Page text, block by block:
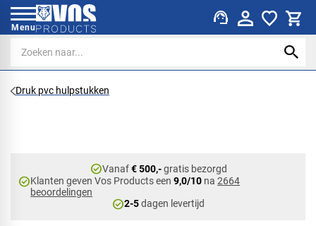
Menu support_agent
Druk pvc hulpstukken
check_circleVanaf€ 500,-gratis bezorgd
check_circleKlanten geven Vos Products een9,0/10 na2664
beoordelingen
check_circle2-5dagen levertijd